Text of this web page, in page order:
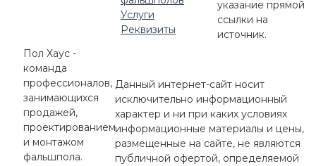
Услуги
Реквизиты
Пол Хаус -
команда
профессионалов,
занимающихся
продажей,
проектированием
и монтажом
фальшпола.
указание прямой
ссылки на
источник.
Данный интернет-сайт носит
исключительно информационный
характер и ни при каких условиях
информационные материалы и цены,
размещенные на сайте, не являются
публичной офертой, определяемой